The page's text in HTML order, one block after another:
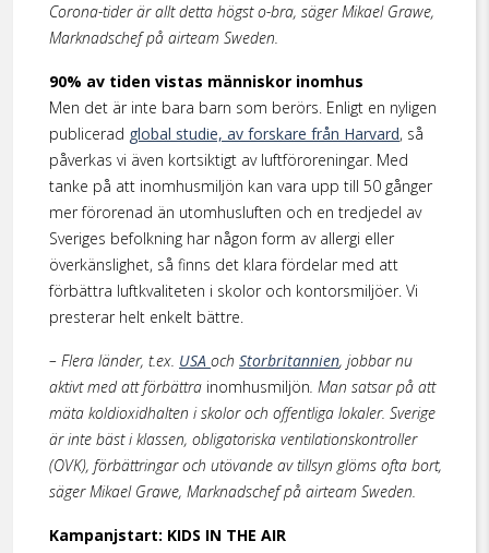
Corona-tider är allt detta högst o-bra, säger Mikael Grawe,
Marknadschef på airteam Sweden.
90% av tiden vistas människor inomhus
Men det är inte bara barn som berörs. Enligt en nyligen
publicerad global studie, av forskare från Harvard, så
påverkas vi även kortsiktigt av luftföroreningar. Med
tanke på att inomhusmiljön kan vara upp till 50 gånger
mer förorenad än utomhusluften och en tredjedel av
Sveriges befolkning har någon form av allergi eller
överkänslighet, så finns det klara fördelar med att
förbättra luftkvaliteten i skolor och kontorsmiljöer. Vi
presterar helt enkelt bättre.
– Flera länder, t.ex. USA och Storbritannien, jobbar nu
aktivt med att förbättra inomhusmiljön. Man satsar på att
mäta koldioxidhalten i skolor och offentliga lokaler. Sverige
är inte bäst i klassen, obligatoriska ventilationskontroller
(OVK), förbättringar och utövande av tillsyn glöms ofta bort,
säger Mikael Grawe, Marknadschef på airteam Sweden.
Kampanjstart: KIDS IN THE AIR